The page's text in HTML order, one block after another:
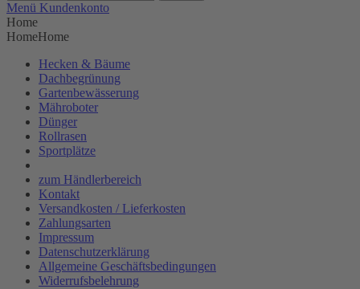
Menü Kundenkonto
Home
HomeHome
Hecken & Bäume
Dachbegrünung
Gartenbewässerung
Mähroboter
Dünger
Rollrasen
Sportplätze
zum Händlerbereich
Kontakt
Versandkosten / Lieferkosten
Zahlungsarten
Impressum
Datenschutzerklärung
Allgemeine Geschäftsbedingungen
Widerrufsbelehrung